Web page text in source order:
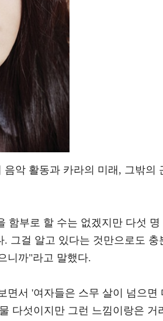
악 활동과 카라의 미래, 그밖의
함부로 할 수는 없겠지만 다섯 명
그걸 알고 있다는 것만으로도 충
니까"라고 말했다.
면서 '여자들은 스무 살이 넘으면
다섯이지만 그런 느낌이랑은 거